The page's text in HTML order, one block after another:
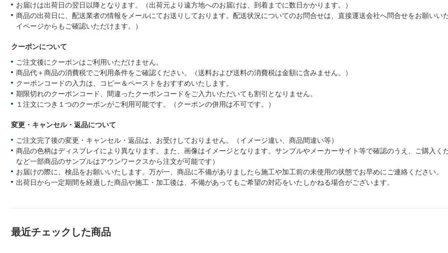
お届けは出荷日の翌日以降となります。（出荷元より遠方地へのお届けは、到着までに数日かかります。）
商品の出荷日に、配送業者の情報をメールにてお送りしております。配送状況についてのお問合せは、直接運送会社へ問合せをお願いい
イページからもご確認いただけます。）
クーポンについて
ご注文後にクーポンはご利用いただけません。
商品代＋商品の消費税でご利用条件をご確認ください。（送料および送料の消費税は金額に含みません。）
クーポンコードの入力は、コピー＆ペーストをおすすめいたします。
期限切れのクーポンコード、間違ったクーポンコードをご入力いただいても割引となりません。
１注文につき１つのクーポンがご利用可能です。（クーポンの併用は不可です。）
変更・キャンセル・返品について
ご注文完了後の変更・キャンセル・返品は、お受けしておりません。（イメージ違い、商品間違い等）
商品の色柄はディスプレイにより異なります。また、画像はイメージとなります。サンプルやメーカーサイト等で確認のうえ、ご購入く
など一部商品のサンプルはアウンワークスから注文が可能です）
お届けの際に、検品をお願いいたします。万が一、商品に不備がありましたら施工や加工前の未使用の状態でお早めにご連絡ください。
出荷日から一定期間を経過した商品や施工・加工後は、不備があってもご希望の対応をいたしかねる場合がございます。
最近チェックした商品